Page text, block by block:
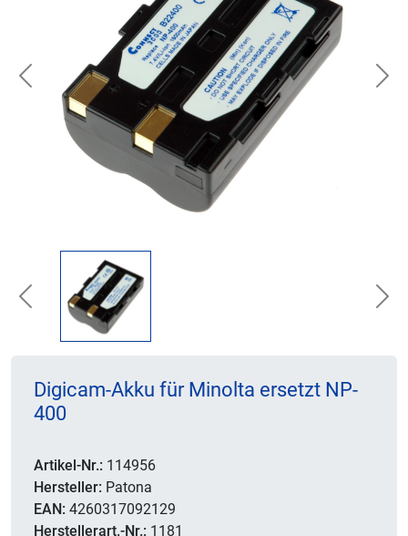
Previous
Previous
Digicam-Akku für Minolta ersetzt NP-
400
Artikel-Nr.: 114956
Hersteller: Patona
EAN: 4260317092129
Herstellerart.-Nr.: 1181